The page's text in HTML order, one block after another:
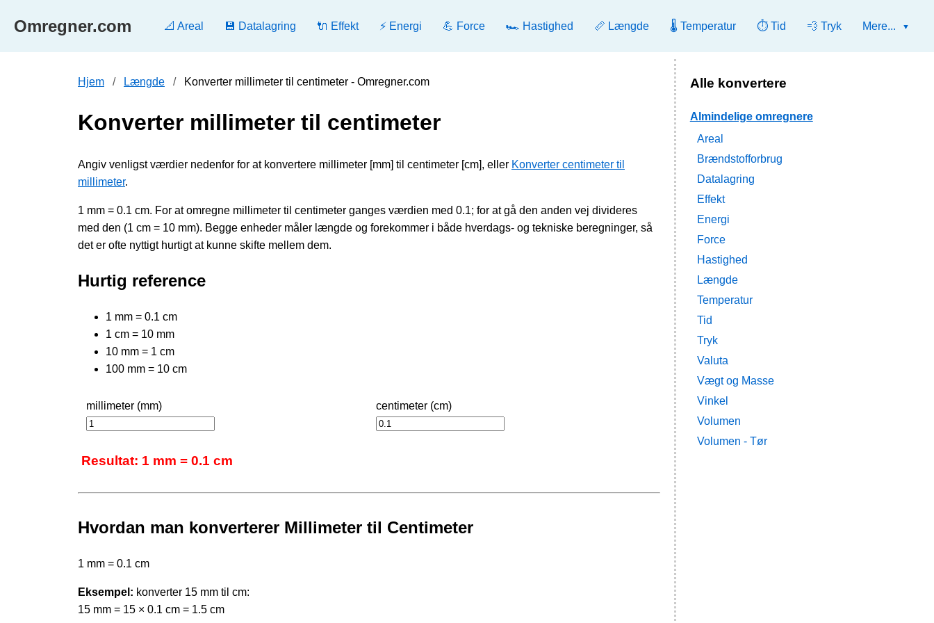
Omregner.com 📐 Areal 💾 Datalagring 🔌 Effekt ⚡ Energi 💪 Force 🏎️ Hastighed 📏 Længde 🌡️ Temperatur ⏱️ Tid 💨 Tryk Mere...
Hjem Længde Konverter millimeter til centimeter - Omregner.com
Konverter millimeter til centimeter
Angiv venligst værdier nedenfor for at konvertere millimeter [mm] til centimeter [cm], eller Konverter centimeter til
millimeter.
1 mm = 0.1 cm. For at omregne millimeter til centimeter ganges værdien med 0.1; for at gå den anden vej divideres
med den (1 cm = 10 mm). Begge enheder måler længde og forekommer i både hverdags- og tekniske beregninger, så
det er ofte nyttigt hurtigt at kunne skifte mellem dem.
Hurtig reference
1 mm = 0.1 cm
1 cm = 10 mm
10 mm = 1 cm
100 mm = 10 cm
millimeter (mm) centimeter (cm)
Resultat: 1 mm = 0.1 cm
Hvordan man konverterer Millimeter til Centimeter
1 mm = 0.1 cm
Eksempel: konverter 15 mm til cm:
15 mm = 15 × 0.1 cm = 1.5 cm
Alle konvertere
Almindelige omregnere
Areal
Brændstofforbrug
Datalagring
Effekt
Energi
Force
Hastighed
Længde
Temperatur
Tid
Tryk
Valuta
Vægt og Masse
Vinkel
Volumen
Volumen - Tør